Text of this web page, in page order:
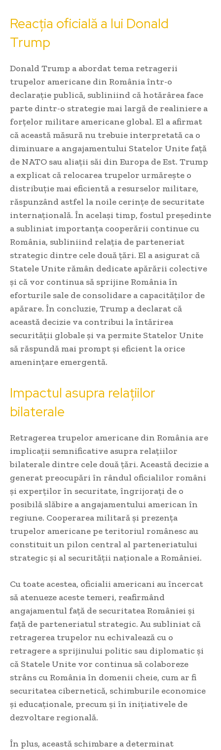
Reacția oficială a lui Donald
Trump
Donald Trump a abordat tema retragerii
trupelor americane din România într-o
declarație publică, subliniind că hotărârea face
parte dintr-o strategie mai largă de realiniere a
forțelor militare americane global. El a afirmat
că această măsură nu trebuie interpretată ca o
diminuare a angajamentului Statelor Unite față
de NATO sau aliații săi din Europa de Est. Trump
a explicat că relocarea trupelor urmărește o
distribuție mai eficientă a resurselor militare,
răspunzând astfel la noile cerințe de securitate
internațională. În același timp, fostul președinte
a subliniat importanța cooperării continue cu
România, subliniind relația de parteneriat
strategic dintre cele două țări. El a asigurat că
Statele Unite rămân dedicate apărării colective
și că vor continua să sprijine România în
eforturile sale de consolidare a capacităților de
apărare. În concluzie, Trump a declarat că
această decizie va contribui la întărirea
securității globale și va permite Statelor Unite
să răspundă mai prompt și eficient la orice
amenințare emergentă.
Impactul asupra relațiilor
bilaterale
Retragerea trupelor americane din România are
implicații semnificative asupra relațiilor
bilaterale dintre cele două țări. Această decizie a
generat preocupări în rândul oficialilor români
și experților în securitate, îngrijorați de o
posibilă slăbire a angajamentului american în
regiune. Cooperarea militară și prezența
trupelor americane pe teritoriul românesc au
constituit un pilon central al parteneriatului
strategic și al securității naționale a României.
Cu toate acestea, oficialii americani au încercat
să atenueze aceste temeri, reafirmând
angajamentul față de securitatea României și
față de parteneriatul strategic. Au subliniat că
retragerea trupelor nu echivalează cu o
retragere a sprijinului politic sau diplomatic și
că Statele Unite vor continua să colaboreze
strâns cu România în domenii cheie, cum ar fi
securitatea cibernetică, schimburile economice
și educaționale, precum și în inițiativele de
dezvoltare regională.
În plus, această schimbare a determinat